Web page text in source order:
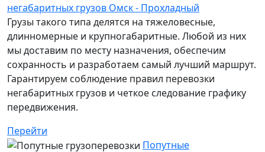
негабаритных грузов Омск - Прохладный
Грузы такого типа делятся на тяжеловесные,
длинномерные и крупногабаритные. Любой из них
мы доставим по месту назначения, обеспечим
сохранность и разработаем самый лучший маршрут.
Гарантируем соблюдение правил перевозки
негабаритных грузов и четкое следование графику
передвижения.
Перейти
Попутные